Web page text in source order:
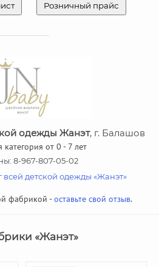
Розничный прайс
одежды Жанэт, г. Балашов
категория от 0 - 7 лет
8-967-807-05-02
всей детской одежды «Жанэт»
фабрикой -оставьте свой отзыв.
«Жанэт»